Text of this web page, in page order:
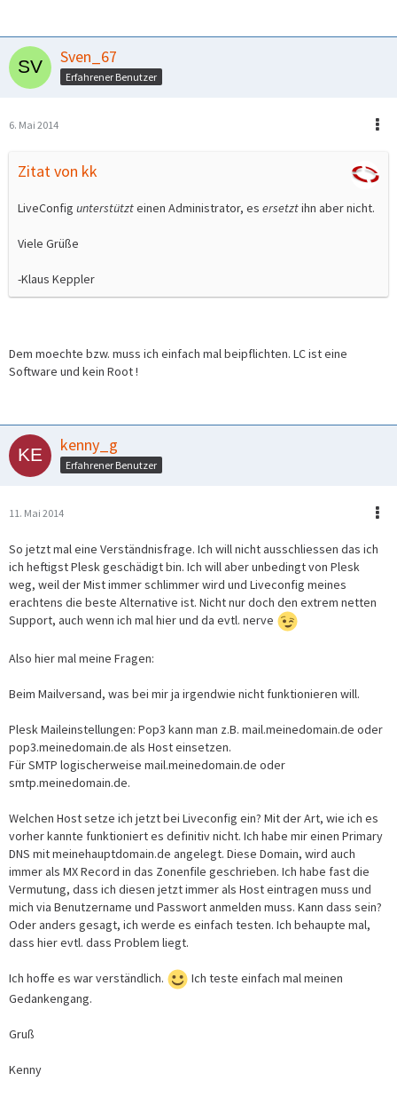
Sven_67
Erfahrener Benutzer
6. Mai 2014
Zitat von kk
LiveConfig unterstützteinen Administrator, es ersetztihn aber nicht.
Viele Grüße
-Klaus Keppler
Dem moechte bzw. muss ich einfach mal beipflichten. LC ist eine
Software und kein Root !
kenny_g
Erfahrener Benutzer
11. Mai 2014
So jetzt mal eine Verständnisfrage. Ich will nicht ausschliessen das ich
ich heftigst Plesk geschädigt bin. Ich will aber unbedingt von Plesk
weg, weil der Mist immer schlimmer wird und Liveconfig meines
erachtens die beste Alternative ist. Nicht nur doch den extrem netten
Support, auch wenn ich mal hier und da evtl. nerve
Also hier mal meine Fragen:
Beim Mailversand, was bei mir ja irgendwie nicht funktionieren will.
Plesk Maileinstellungen: Pop3 kann man z.B. mail.meinedomain.de oder
pop3.meinedomain.de als Host einsetzen.
Für SMTP logischerweise mail.meinedomain.de oder
smtp.meinedomain.de.
Welchen Host setze ich jetzt bei Liveconfig ein? Mit der Art, wie ich es
vorher kannte funktioniert es definitiv nicht. Ich habe mir einen Primary
DNS mit meinehauptdomain.de angelegt. Diese Domain, wird auch
immer als MX Record in das Zonenfile geschrieben. Ich habe fast die
Vermutung, dass ich diesen jetzt immer als Host eintragen muss und
mich via Benutzername und Passwort anmelden muss. Kann dass sein?
Oder anders gesagt, ich werde es einfach testen. Ich behaupte mal,
dass hier evtl. dass Problem liegt.
Ich hoffe es war verständlich.
Ich teste einfach mal meinen
Gedankengang.
Gruß
Kenny